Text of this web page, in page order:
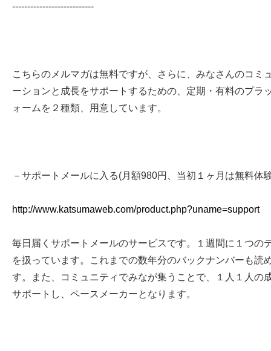
---------------------------
こちらのメルマガは無料ですが、さらに、みなさんのコミ
ーションと成長をサポートするための、定期・有料のプラ
ォームを２種類、用意しています。
－サポートメールに入る(月額980円、当初１ヶ月は無料体
http://www.katsumaweb.com/product.php?uname=support
毎日届くサポートメールのサービスです。１週間に１つの
を扱っています。これまでの数年分のバックナンバーも読
す。また、コミュニティでみなが集うことで、１人１人の
サポートし、ペースメーカーとなります。